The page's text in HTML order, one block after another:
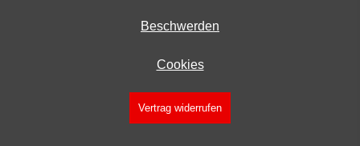
Beschwerden
Cookies
Vertrag widerrufen